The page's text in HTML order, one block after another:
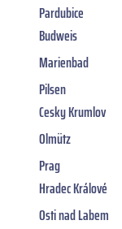
Pardubice
Budweis
Marienbad
Pilsen
Cesky Krumlov
Olmütz
Prag
Hradec Králové
Osti nad Labem